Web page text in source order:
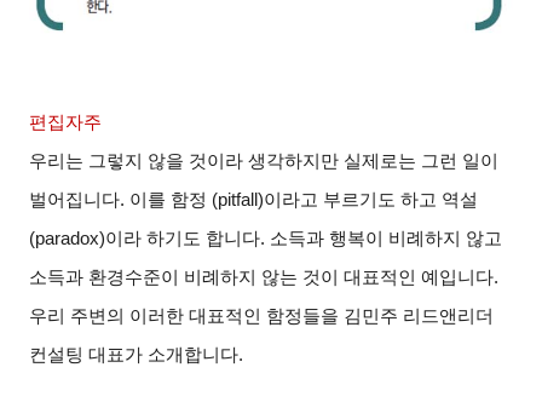
편집자주
우리는 그렇지 않을 것이라 생각하지만 실제로는 그런 일이
벌어집니다. 이를 함정 (pitfall)이라고 부르기도 하고 역설
(paradox)이라 하기도 합니다. 소득과 행복이 비례하지 않고
소득과 환경수준이 비례하지 않는 것이 대표적인 예입니다.
우리 주변의 이러한 대표적인 함정들을 김민주 리드앤리더
컨설팅 대표가 소개합니다.